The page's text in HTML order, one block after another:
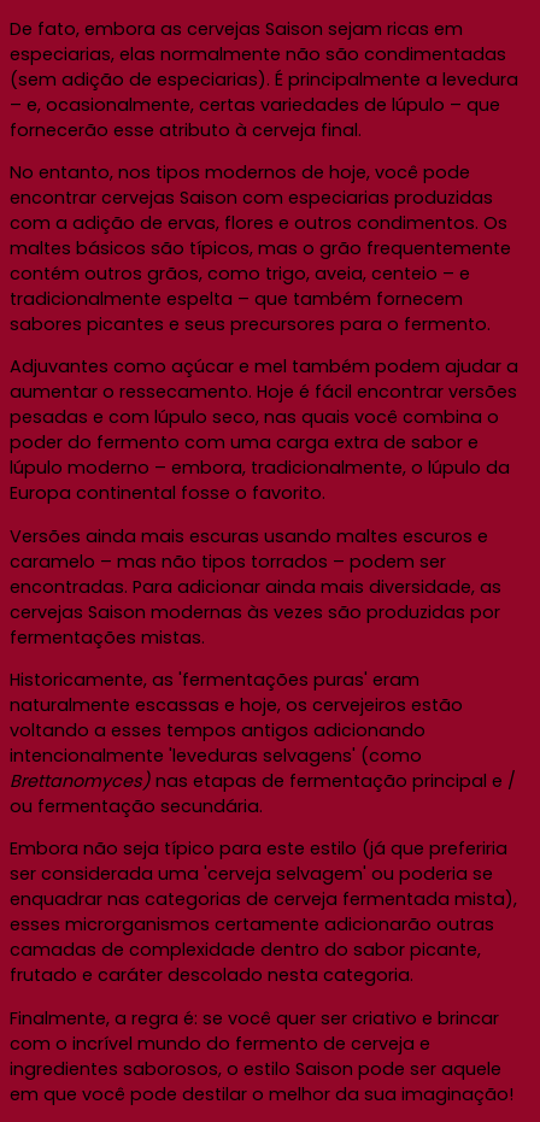
De fato, embora as cervejas Saison sejam ricas em
especiarias, elas normalmente não são condimentadas
(sem adição de especiarias). É principalmente a levedura
– e, ocasionalmente, certas variedades de lúpulo – que
fornecerão esse atributo à cerveja final.
No entanto, nos tipos modernos de hoje, você pode
encontrar cervejas Saison com especiarias produzidas
com a adição de ervas, flores e outros condimentos. Os
maltes básicos são típicos, mas o grão frequentemente
contém outros grãos, como trigo, aveia, centeio – e
tradicionalmente espelta – que também fornecem
sabores picantes e seus precursores para o fermento.
Adjuvantes como açúcar e mel também podem ajudar a
aumentar o ressecamento. Hoje é fácil encontrar versões
pesadas e com lúpulo seco, nas quais você combina o
poder do fermento com uma carga extra de sabor e
lúpulo moderno – embora, tradicionalmente, o lúpulo da
Europa continental fosse o favorito.
Versões ainda mais escuras usando maltes escuros e
caramelo – mas não tipos torrados – podem ser
encontradas. Para adicionar ainda mais diversidade, as
cervejas Saison modernas às vezes são produzidas por
fermentações mistas.
Historicamente, as 'fermentações puras' eram
naturalmente escassas e hoje, os cervejeiros estão
voltando a esses tempos antigos adicionando
intencionalmente 'leveduras selvagens' (como
Brettanomyces) nas etapas de fermentação principal e /
ou fermentação secundária.
Embora não seja típico para este estilo (já que preferiria
ser considerada uma 'cerveja selvagem' ou poderia se
enquadrar nas categorias de cerveja fermentada mista),
esses microrganismos certamente adicionarão outras
camadas de complexidade dentro do sabor picante,
frutado e caráter descolado nesta categoria.
Finalmente, a regra é: se você quer ser criativo e brincar
com o incrível mundo do fermento de cerveja e
ingredientes saborosos, o estilo Saison pode ser aquele
em que você pode destilar o melhor da sua imaginação!